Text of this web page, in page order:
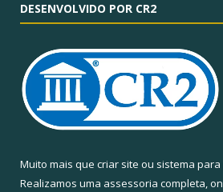
DESENVOLVIDO POR CR2
Muito mais que criar site ou sistema
Realizamos uma assessoria completa,